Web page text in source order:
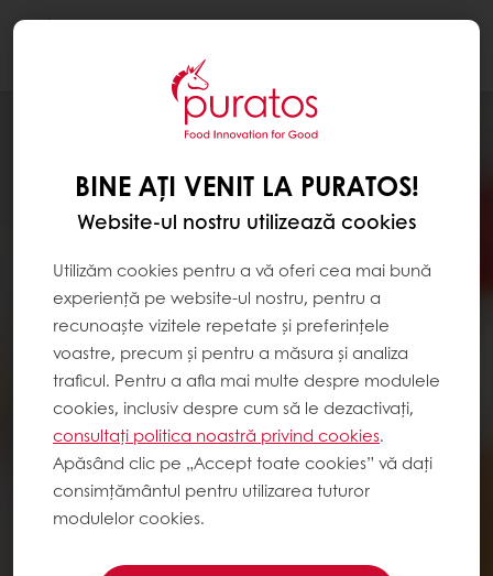
BINE AȚI VENIT LA PURATOS!
Website-ul nostru utilizează cookies
Utilizăm cookies pentru a vă oferi cea mai bună
experiență pe website-ul nostru, pentru a
recunoaște vizitele repetate și preferințele
voastre, precum și pentru a măsura și analiza
traficul. Pentru a afla mai multe despre modulele
cookies, inclusiv despre cum să le dezactivați,
consultați politica noastră privind cookies.
Apăsând clic pe „Accept toate cookies” vă dați
consimțământul pentru utilizarea tuturor
modulelor cookies.